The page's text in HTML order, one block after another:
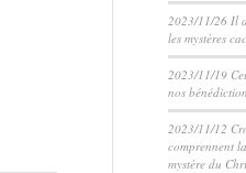
2023/11/26 Il
les mystères
2023/11/19
nos
2023/11/12
comprennent
mystère du